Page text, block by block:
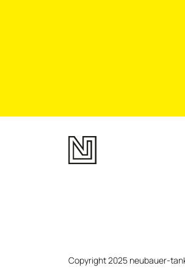
Copyright 2025 neubauer-